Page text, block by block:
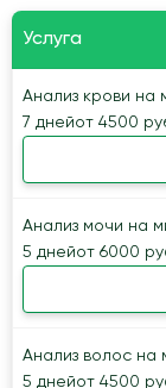
Услуга
Анализ крови на
7 днейот 4500
Анализ мочи на
5 днейот 6000
Анализ волос на
5 днейот 4500